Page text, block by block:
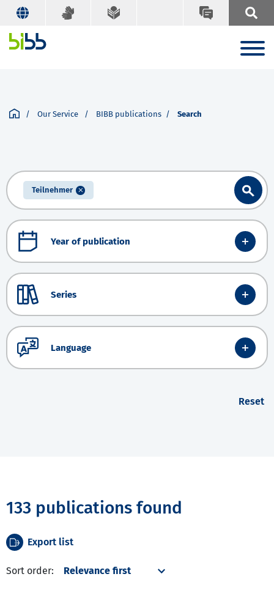
Our Service BIBB publications Search
Teilnehmer
Year of publication
Series
Language
Reset
133 publications found
Export list
Sort order: